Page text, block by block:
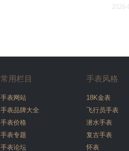
常用栏目
手表网站
手表品牌大全
手表价格
手表专题
手表论坛
手表风格
18K金表
飞行员手表
潜水手表
复古手表
怀表